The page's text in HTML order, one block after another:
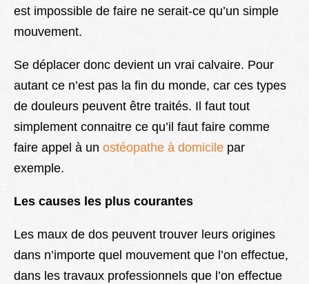
est impossible de faire ne serait-ce qu’un simple
mouvement.
Se déplacer donc devient un vrai calvaire. Pour
autant ce n’est pas la fin du monde, car ces types
de douleurs peuvent être traités. Il faut tout
simplement connaitre ce qu’il faut faire comme
faire appel à un ostéopathe à domicile par
exemple.
Les causes les plus courantes
Les maux de dos peuvent trouver leurs origines
dans n’importe quel mouvement que l’on effectue,
dans les travaux professionnels que l’on effectue